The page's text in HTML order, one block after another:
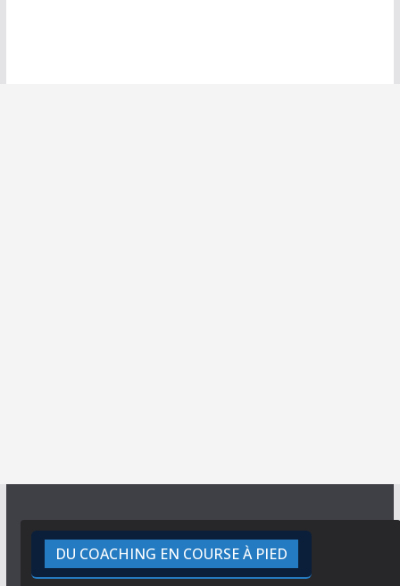
DU COACHING EN COURSE À PIED